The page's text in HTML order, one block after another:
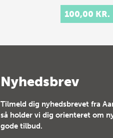
100,00 KR.
Nyhedsbrev
Tilmeld dig nyhedsbrevet fra
så holder vi dig orienteret om
gode tilbud.